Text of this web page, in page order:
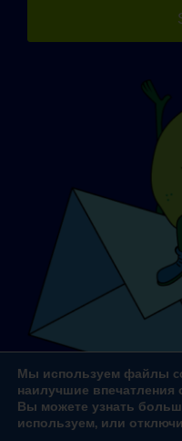
Мы используем файлы
наилучшие впечатления
Вы можете узнать
используем, или